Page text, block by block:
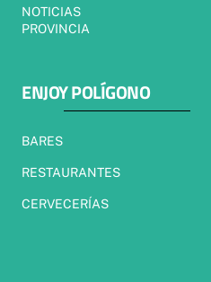
NOTICIAS
PROVINCIA
ENJOY POLÍGONO
BARES
RESTAURANTES
CERVECERÍAS